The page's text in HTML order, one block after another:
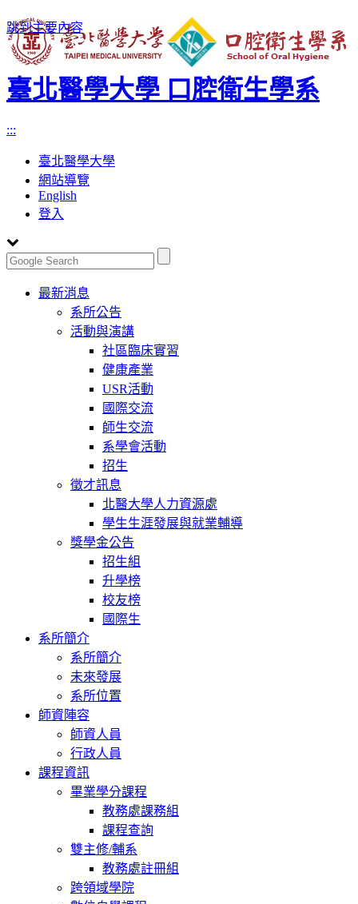
跳到主要內容
臺北醫學大學 口腔衛生學系
:::
臺北醫學大學
網站導覽
English
登入
Toggle
navigation
最新消息
系所公告
活動與演講
社區臨床實習
健康產業
USR活動
國際交流
師生交流
系學會活動
招生
徵才訊息
北醫大學人力資源處
學生生涯發展與就業輔導
獎學金公告
招生組
升學榜
校友榜
國際生
系所簡介
系所簡介
未來發展
系所位置
師資陣容
師資人員
行政人員
課程資訊
畢業學分課程
教務處課務組
課程查詢
雙主修/輔系
教務處註冊組
跨領域學院